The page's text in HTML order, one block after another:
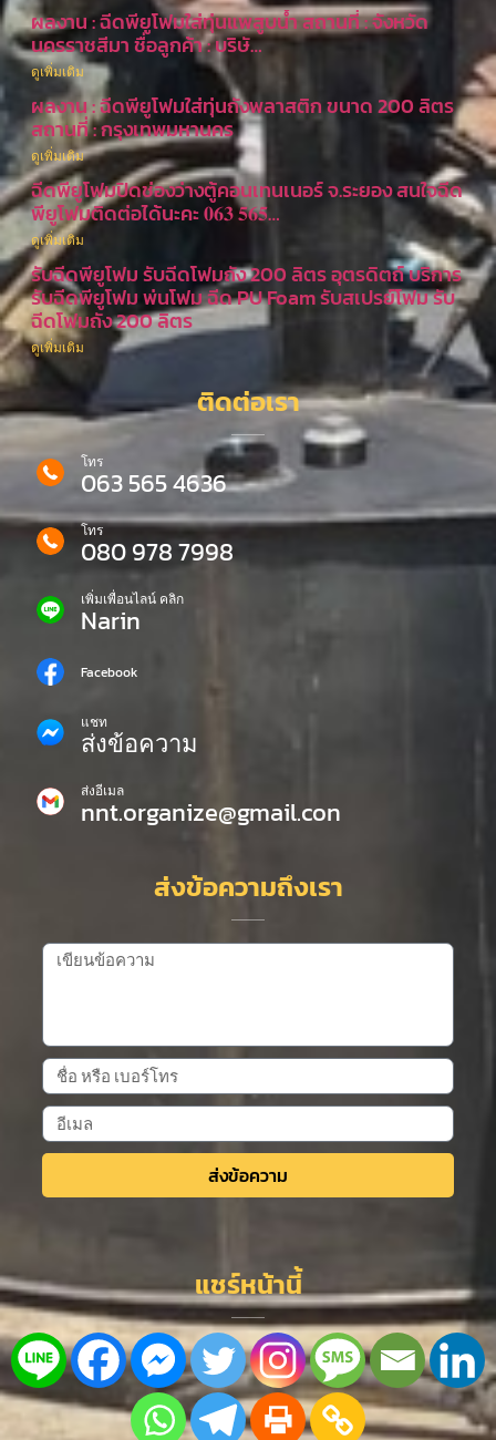
ผลงาน : ฉีดพียูโฟมใส่ทุ่นแพสูบน้ำ สถานที่ : จังหวัด
นครราชสีมา ชื่อลูกค้า : บริษั…
ดูเพิ่มเติม
ผลงาน : ฉีดพียูโฟมใส่ทุ่นถังพลาสติก ขนาด 200 ลิตร
สถานที่ : กรุงเทพมหานคร
ดูเพิ่มเติม
ฉีดพียูโฟมปิดช่องว่างตู้คอนเทนเนอร์ จ.ระยอง สนใจฉีด
พียูโฟมติดต่อได้นะคะ 𝟎𝟔𝟑 𝟓𝟔𝟓…
ดูเพิ่มเติม
รับฉีดพียูโฟม รับฉีดโฟมถัง 200 ลิตร อุตรดิตถ์ บริการ
รับฉีดพียูโฟม พ่นโฟม ฉีด PU Foam รับสเปรย์โฟม รับ
ฉีดโฟมถัง 200 ลิตร
ดูเพิ่มเติม
ติดต่อเรา
โทร
063 565 4636
โทร
080 978 7998
เพิ่มเพื่อนไลน์ คลิก
Narin
Facebook
แชท
ส่งข้อความ
ส่งอีเมล
nnt.organize@gmail.con
ส่งข้อความถึงเรา
ส่งข้อความ
แชร์หน้านี้